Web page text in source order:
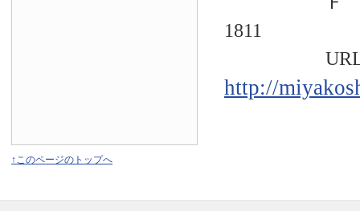
1811
URL
http://
↑このページのトップへ